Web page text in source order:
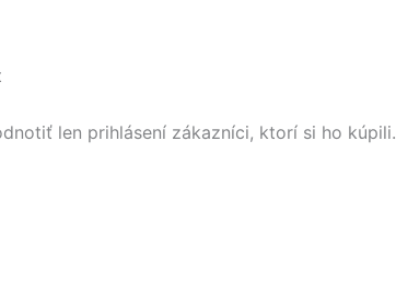
len prihlásení zákazníci, ktorí si ho kúpili.